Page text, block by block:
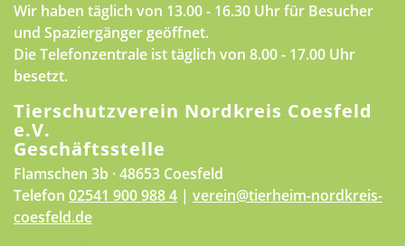
Wir haben täglich von 13.00 - 16.30 Uhr für Besucher
und Spaziergänger geöffnet.
Die Telefonzentrale ist täglich von 8.00 - 17.00 Uhr
besetzt.
Tierschutzverein Nordkreis Coesfeld
e.V.
Geschäftsstelle
Flamschen 3b · 48653 Coesfeld
Telefon 02541 900 988 4 | verein@tierheim-nordkreis-
coesfeld.de